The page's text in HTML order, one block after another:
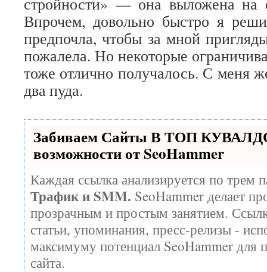
Впрочем, довольно быстро я
предпочла, чтобы за мной
пожалела. Но некоторые
тоже отлично получалось. С меня
два пуда.
Забиваем Сайты В ТОП
возможности от SeoHammer
Каждая ссылка анализируется по трем
Трафик и SMM. SeoHammer делает
прозрачным и простым занятием.
статьи, упоминания, пресс-релизы -
максимуму потенциал SeoHammer для
сайта.